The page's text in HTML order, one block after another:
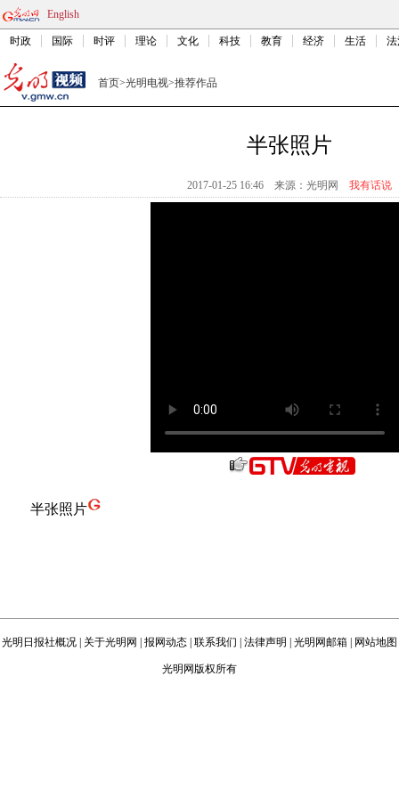
English
时政 国际 时评 理论 文化 科技 教育 经济 生活
首页>光明电视>推荐作品
半张照片
2017-01-25 16:46 来源： 光明网 我有话说
半张照片
光明日报社概况 关于光明网 报网动态 联系我们 法律声明 光明网邮箱 网站地图
光明网版权所有